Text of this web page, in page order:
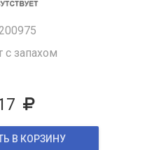
с запахом
В КОРЗИНУ